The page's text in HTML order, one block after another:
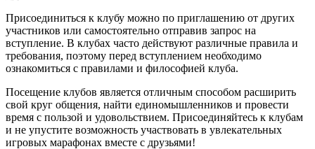
Присоединиться к клубу можно по приглашению от других
участников или самостоятельно отправив запрос на
вступление. В клубах часто действуют различные правила и
требования, поэтому перед вступлением необходимо
ознакомиться с правилами и философией клуба.
Посещение клубов является отличным способом расширить
свой круг общения, найти единомышленников и провести
время с пользой и удовольствием. Присоединяйтесь к клубам
и не упустите возможность участвовать в увлекательных
игровых марафонах вместе с друзьями!